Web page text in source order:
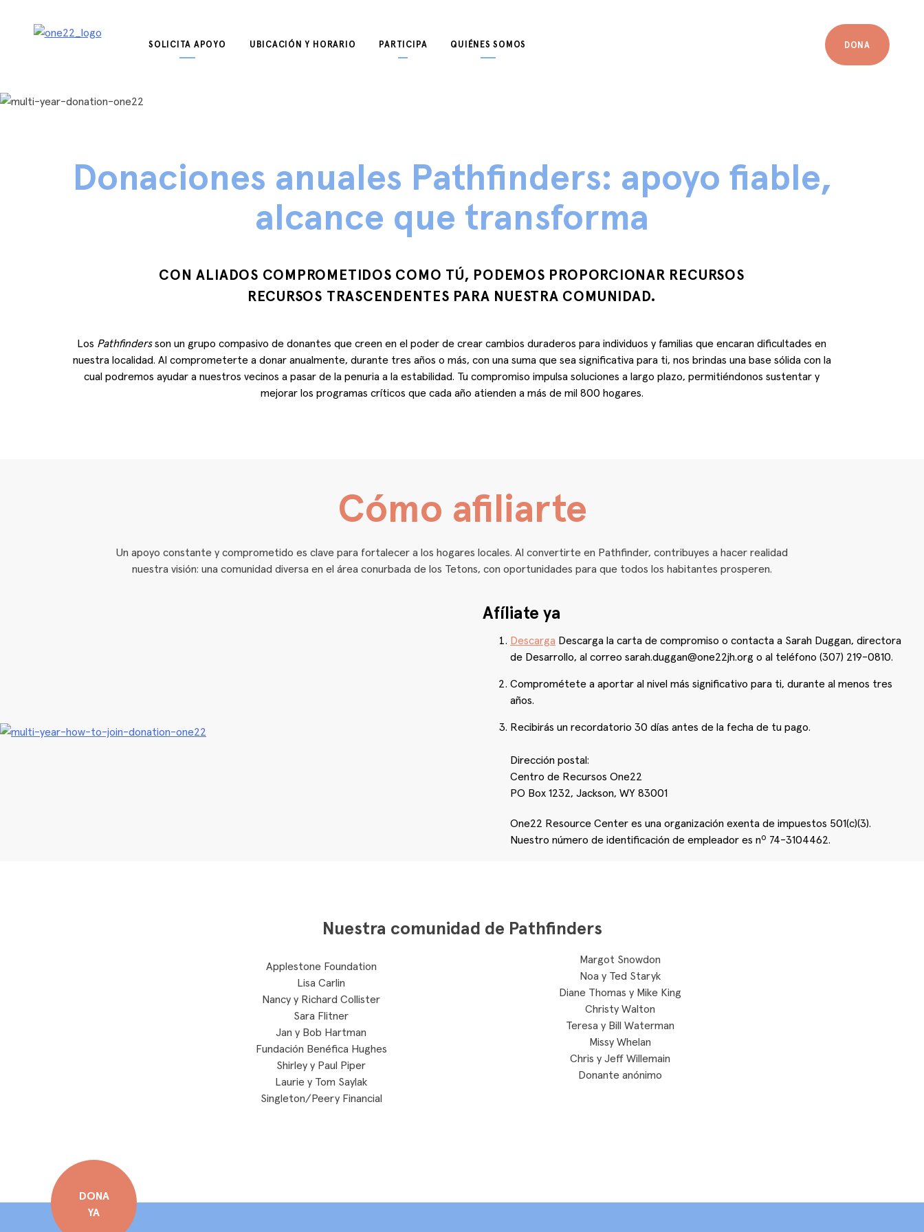
contenido
SOLICITA APOYO UBICACIÓN Y HORARIO PARTICIPA QUIÉNES SOMOS DONA
Donaciones anuales Pathfinders: apoyo fiable,
alcance que transforma
CON ALIADOS COMPROMETIDOS COMO TÚ, PODEMOS PROPORCIONAR RECURSOS
RECURSOS TRASCENDENTES PARA NUESTRA COMUNIDAD.
Los Pathfindersson un grupo compasivo de donantes que creen en el poder de crear cambios duraderos para individuos y familias que encaran dificultades en
nuestra localidad. Al comprometerte a donar anualmente, durante tres años o más, con una suma que sea significativa para ti, nos brindas una base sólida con la
cual podremos ayudar a nuestros vecinos a pasar de la penuria a la estabilidad. Tu compromiso impulsa soluciones a largo plazo, permitiéndonos sustentar y
mejorar los programas críticos que cada año atienden a más de mil 800 hogares.
Cómo afiliarte
Un apoyo constante y comprometido es clave para fortalecer a los hogares locales. Al convertirte en Pathfinder, contribuyes a hacer realidad
nuestra visión: una comunidad diversa en el área conurbada de los Tetons, con oportunidades para que todos los habitantes prosperen.
Afíliate ya
Descarga Descarga la carta de compromiso o contacta a Sarah Duggan, directora
de Desarrollo, al correo sarah.duggan@one22jh.org o al teléfono (307) 219-0810.
Comprométete a aportar al nivel más significativo para ti, durante al menos tres
años.
Recibirás un recordatorio 30 días antes de la fecha de tu pago.
Dirección postal:
Centro de Recursos One22
PO Box 1232, Jackson, WY 83001
One22 Resource Center es una organización exenta de impuestos 501(c)(3).
Nuestro número de identificación de empleador es nº 74-3104462.
Nuestra comunidad de Pathfinders
Applestone Foundation
Lisa Carlin
Nancy y Richard Collister
Sara Flitner
Jan y Bob Hartman
Fundación Benéfica Hughes
Shirley y Paul Piper
Laurie y Tom Saylak
Singleton/Peery Financial
Margot Snowdon
Noa y Ted Staryk
Diane Thomas y Mike King
Christy Walton
Teresa y Bill Waterman
Missy Whelan
Chris y Jeff Willemain
Donante anónimo
DONA
YA